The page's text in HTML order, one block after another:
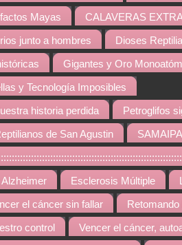
Mayas CALAVERAS
junto a hombres Dioses
Gigantes y Oro
y Tecnología Imposibles
historia perdida Petroglifos
de San Agustin
Esclerosis Múltiple
el cáncer sin fallar
control Vencer el cáncer,